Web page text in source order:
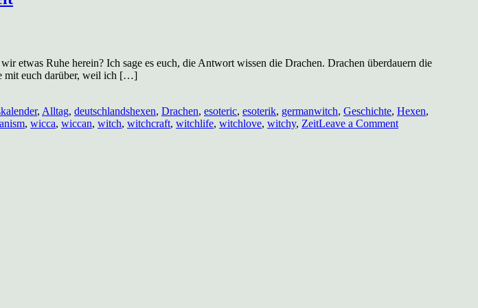
etwas Ruhe herein? Ich sage es euch, die Antwort wissen die Drachen. Drachen überdauern die
mit euch darüber, weil ich […]
, Alltag, deutschlandshexen, Drachen, esoteric, esoterik, germanwitch, Geschichte, Hexen,
, wicca, wiccan, witch, witchcraft, witchlife, witchlove, witchy, ZeitLeave a Commenton